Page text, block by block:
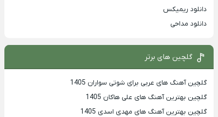
دانلود ریمیکس
دانلود مداحی
گلچین های برتر
گلچین آهنگ های عربی برای شوتی سواران 1405
گلچین بهترين آهنگ های علی هاکان 1405
گلچین بهترین آهنگ های مهدی اسدی 1405